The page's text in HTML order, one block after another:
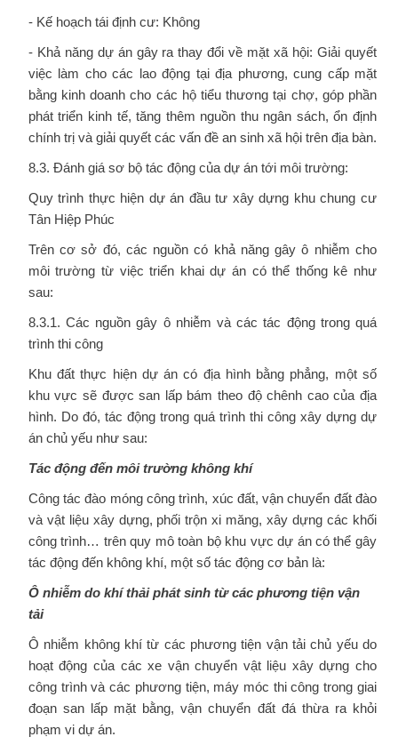
- Kế hoạch tái định cư: Không
- Khả năng dự án gây ra thay đổi về mặt xã hội: Giải quyết
việc làm cho các lao động tại địa phương, cung cấp mặt
bằng kinh doanh cho các hộ tiểu thương tại chợ, góp phần
phát triển kinh tế, tăng thêm nguồn thu ngân sách, ổn định
chính trị và giải quyết các vấn đề an sinh xã hội trên địa bàn.
8.3. Đánh giá sơ bộ tác động của dự án tới môi trường:
Quy trình thực hiện dự án đầu tư xây dựng khu chung cư
Tân Hiệp Phúc
Trên cơ sở đó, các nguồn có khả năng gây ô nhiễm cho
môi trường từ việc triển khai dự án có thể thống kê như
sau:
8.3.1. Các nguồn gây ô nhiễm và các tác động trong quá
trình thi công
Khu đất thực hiện dự án có địa hình bằng phẳng, một số
khu vực sẽ được san lấp bám theo độ chênh cao của địa
hình. Do đó, tác động trong quá trình thi công xây dựng dự
án chủ yếu như sau:
Tác động đến môi trường không khí
Công tác đào móng công trình, xúc đất, vận chuyển đất đào
và vật liệu xây dựng, phối trộn xi măng, xây dựng các khối
công trình… trên quy mô toàn bộ khu vực dự án có thể gây
tác động đến không khí, một số tác động cơ bản là:
Ô nhiễm do khí thải phát sinh từ các phương tiện vận
tải
Ô nhiễm không khí từ các phương tiện vận tải chủ yếu do
hoạt động của các xe vận chuyển vật liệu xây dựng cho
công trình và các phương tiện, máy móc thi công trong giai
đoạn san lấp mặt bằng, vận chuyển đất đá thừa ra khỏi
phạm vi dự án.